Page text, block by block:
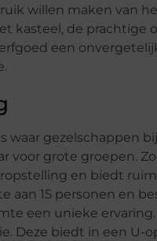
willen maken van
kasteel, de prachtige
een
waar gezelschappen
voor grote groepen.
en biedt
aan 15 personen en
een unieke
Deze biedt in een U-